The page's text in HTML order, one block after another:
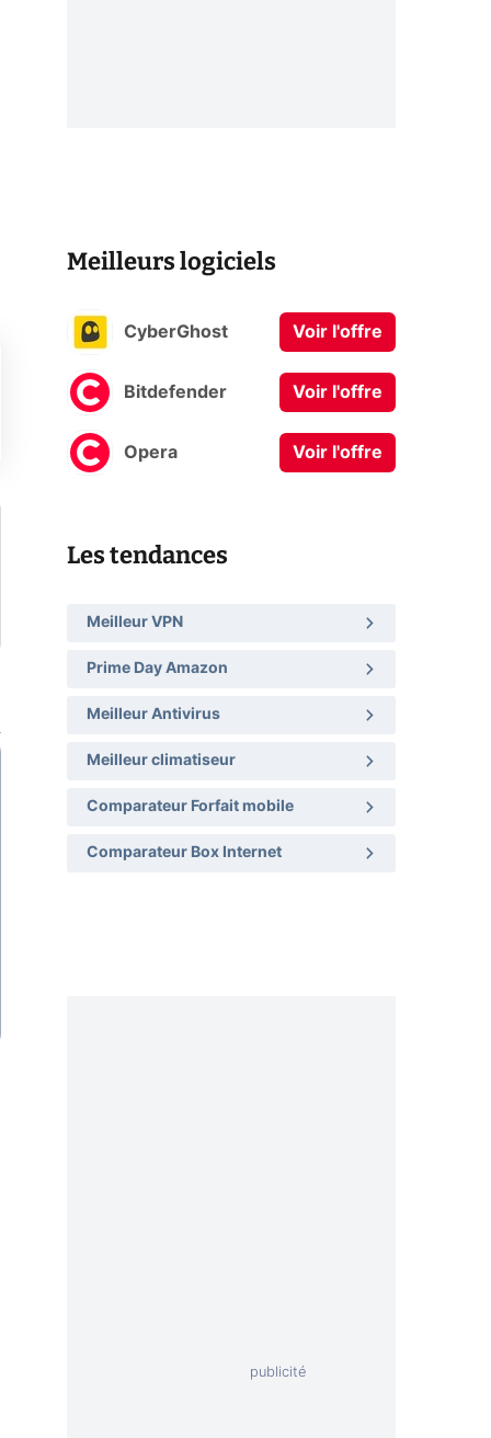
Meilleurs logiciels
CyberGhost Voir l'offre
Bitdefender Voir l'offre
Opera Voir l'offre
Les tendances
Meilleur VPN
Prime Day Amazon
Meilleur Antivirus
Meilleur climatiseur
Comparateur Forfait mobile
Comparateur Box Internet